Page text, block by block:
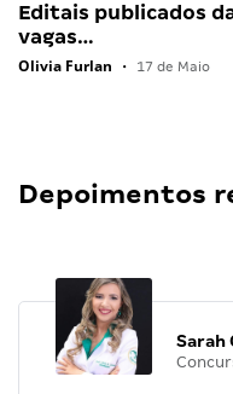
Editais publicados
vagas…
Olivia Furlan • 17 de Maio
Depoimentos
Sarah